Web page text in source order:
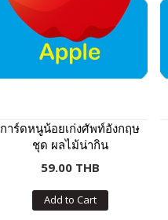
การ์ดหนูน้อยเก่งศัพท์อังกฤษ
ชุด ผลไม้น่ากิน
59.00 THB
Add to Cart